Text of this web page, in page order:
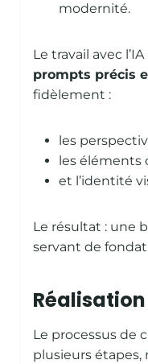
modernité.
Le travail avec
prompts précis
fidèlement :
les
les éléments
et l’identité
Le résultat : une
servant de
Le processus de
plusieurs étapes,